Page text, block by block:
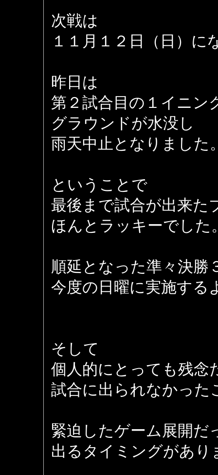
次戦は
１１月１２日（日）に
昨日は
第２試合目の１イニン
グラウンドが水没し
雨天中止となりました
ということで
最後まで試合が出来た
ほんとラッキーでした
順延となった準々決勝
今度の日曜に実施する
そして
個人的にとっても残念
試合に出られなかった
緊迫したゲーム展開だ
出るタイミングがあり